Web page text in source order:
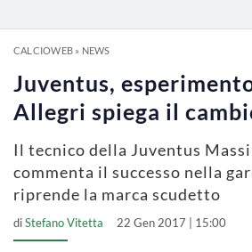
CALCIOWEB» NEWS
Juventus,
Allegri spiega il
Il tecnico della Juventus
commenta il successo nella
riprende la marca scudetto
diStefano Vitetta 22 Gen 2017 | 15:00